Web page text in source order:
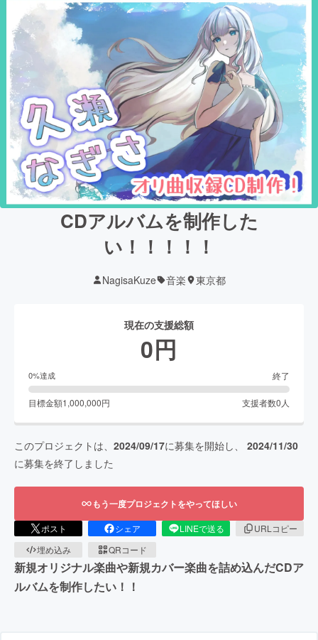
CDアルバムを制作した
い！！！！！
NagisaKuze 音楽 東京都
現在の支援総額
0円
0%達成 終了
目標金額1,000,000円 支援者数0 人
このプロジェクトは、 2024/09/17に募集を開始し、 2024/11/30
に募集を終了しました
もう一度プロジェクトをやってほしい
ポスト シェア LINEで送る
URLコピー
埋め込み
QRコード
新規オリジナル楽曲や新規カバー楽曲を詰め込んだCDア
ルバムを制作したい！！